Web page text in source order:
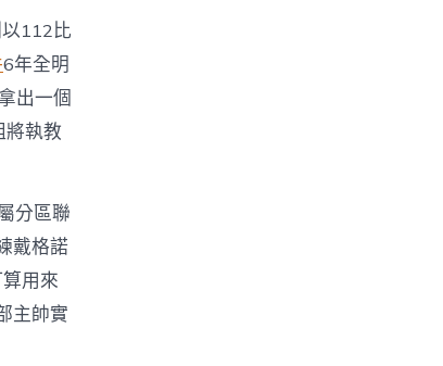
112比
6年全明
出一個
將執教
分區聯
戴格諾
用來
主帥實